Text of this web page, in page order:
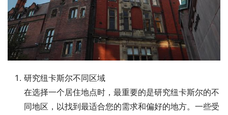
研究纽卡斯尔不同区域
在选择一个居住地点时，最重要的是研究纽卡斯尔的不
同地区，以找到最适合您的需求和偏好的地方。一些受